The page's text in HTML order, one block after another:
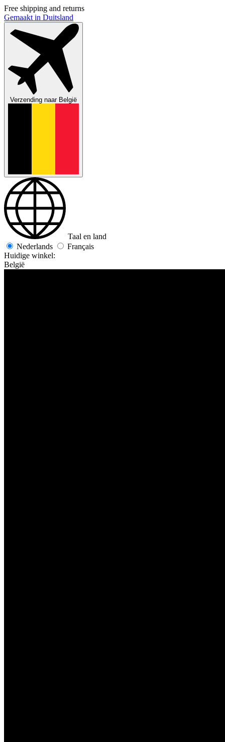
Free shipping and returns
Gemaakt in Duitsland
Verzending naarBelgië
Taal en land
Nederlands
Français
Huidige winkel:
België